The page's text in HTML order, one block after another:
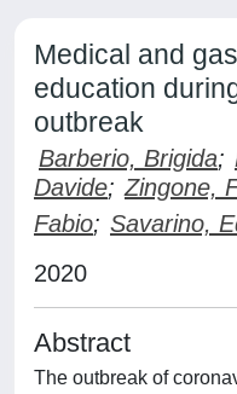
Medical and
education
outbreak
Barberio, Brigida;
Davide; Zingone,
Fabio; Savarino,
2020
Abstract
The outbreak of